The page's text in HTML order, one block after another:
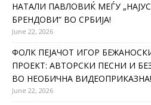
НАТАЛИ ПАВЛОВИЌ МЕЃУ
БРЕНДОВИ“ ВО СРБИЈА!
June 22, 2026
ФОЛК ПЕЈАЧОТ ИГОР
ПРОЕКТ: АВТОРСКИ ПЕСНИ И
ВО НЕОБИЧНА ВИДЕОПРИКАЗНА!
June 22, 2026